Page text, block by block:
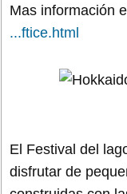
Mas información
...ftice.html
El Festival del
disfrutar de